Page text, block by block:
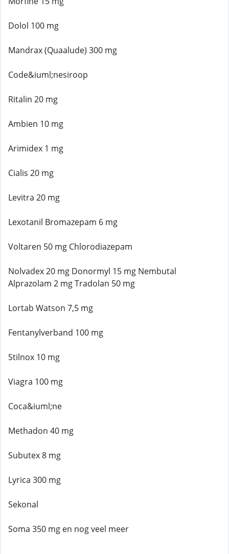
Dolol 100 mg
Mandrax (Quaalude) 300 mg
Code&iuml;nesiroop
Ritalin 20 mg
Ambien 10 mg
Arimidex 1 mg
Cialis 20 mg
Levitra 20 mg
Lexotanil Bromazepam 6 mg
Voltaren 50 mg Chlorodiazepam
Nolvadex 20 mg Donormyl 15 mg Nembutal
Alprazolam 2 mg Tradolan 50 mg
Lortab Watson 7,5 mg
Fentanylverband 100 mg
Stilnox 10 mg
Viagra 100 mg
Coca&iuml;ne
Methadon 40 mg
Subutex 8 mg
Lyrica 300 mg
Sekonal
Soma 350 mg en nog veel meer